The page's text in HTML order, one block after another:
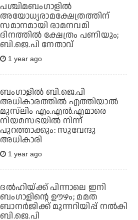
പശ്ചിമബംഗാളില്‍
അയോധ്യരാമക്ഷേത്രത്തിന്
സമാനമായി രാമനവമി
ദിനത്തില്‍ ക്ഷേത്രം പണിയും;
ബി.ജെ.പി നേതാവ്
1 year ago
ബംഗാളില്‍ ബി.ജെ.പി
അധികാരത്തില്‍ എത്തിയാല്‍
മുസ്‌ലിം എം.എല്‍.എമാരെ
നിയമസഭയില്‍ നിന്ന്
പുറത്താക്കും: സുവേന്ദു
അധികാരി
1 year ago
ദല്‍ഹിയ്ക്ക് പിന്നാലെ ഇനി
ബംഗാളിന്റെ ഊഴം; മമത
ബാനര്‍ജിക്ക് മുന്നറിയിപ്പ് നല്‍കി
ബി.ജെ.പി